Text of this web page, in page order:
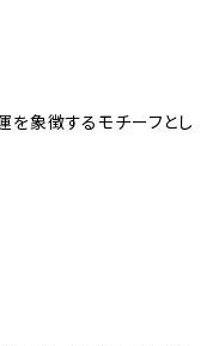
を象徴するモチーフとし